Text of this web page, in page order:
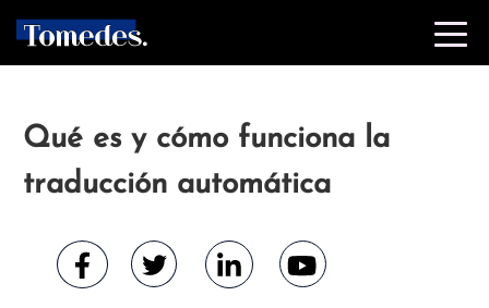
Qué es y cómo funciona la
traducción automática